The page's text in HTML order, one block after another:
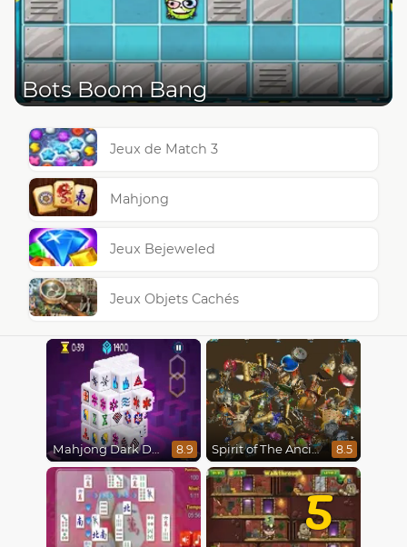
Bots Boom Bang
Jeux de Match 3
Mahjong
Jeux Bejeweled
Jeux Objets Cachés
Mahjong Dark Dimensions 8.9 Spirit of The Ancient Forest 8.5
5